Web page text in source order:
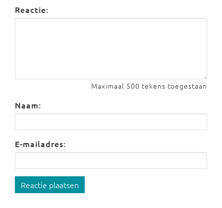
Reactie:
Maximaal 500 tekens toegestaan
Naam:
E-mailadres:
Reactie plaatsen